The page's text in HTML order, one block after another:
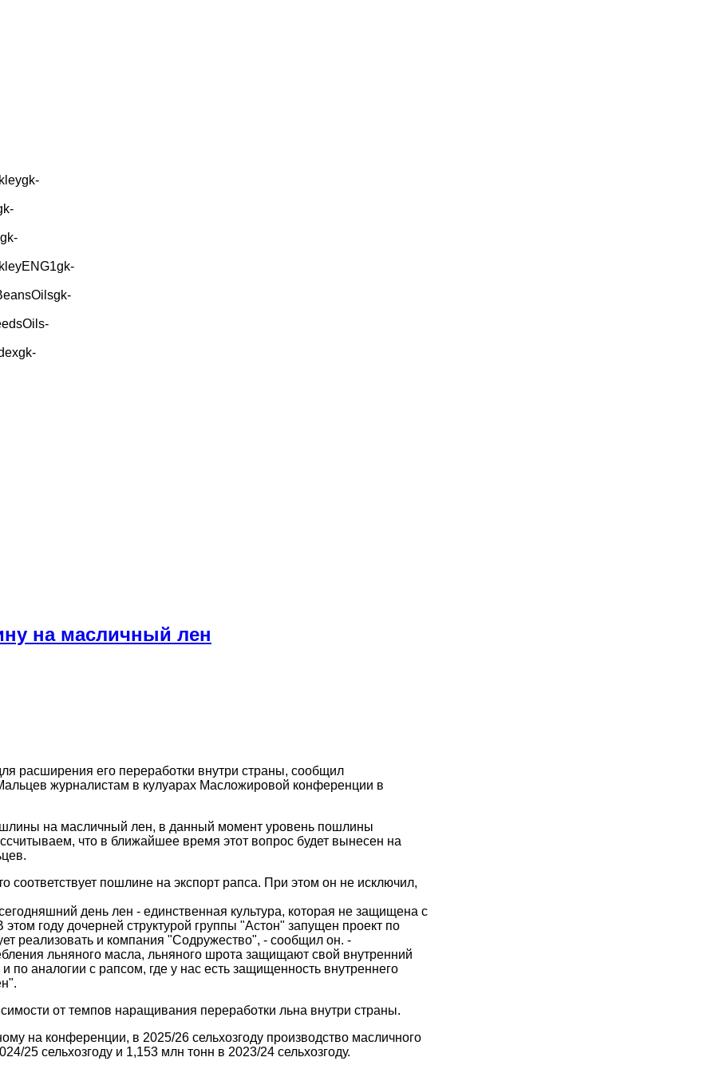
на масличный лен
расширения его переработки внутри страны, сообщил
журналистам в кулуарах Масложировой конференции в
на масличный лен, в данный момент уровень пошлины
что в ближайшее время этот вопрос будет вынесен на
пошлине на экспорт рапса. При этом он не исключил,
день лен - единственная культура, которая не защищена с
году дочерней структурой группы "Астон" запущен проект по
реализовать и компания "Содружество", - сообщил он. -
льняного масла, льняного шрота защищают свой внутренний
по аналогии с рапсом, где у нас есть защищенность внутреннего
от темпов наращивания переработки льна внутри страны.
на конференции, в 2025/26 сельхозгоду производство масличного
25 сельхозгоду и 1,153 млн тонн в 2023/24 сельхозгоду.